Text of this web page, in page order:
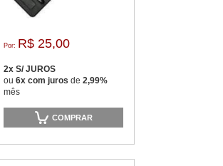
Por: R$ 25,00
2x S/ JUROS
ou 6x com juros de 2,99%
mês
COMPRAR